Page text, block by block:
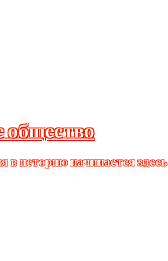
общество
историю начинается здесь